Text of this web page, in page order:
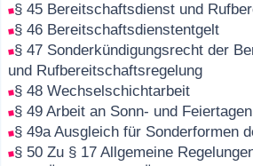
§ 45 Bereitschaftsdienst und
§ 46 Bereitschaftsdienstentgelt
§ 47 Sonderkündigungsrecht der
und Rufbereitschaftsregelung
§ 48 Wechselschichtarbeit
§ 49 Arbeit an Sonn- und Feiertagen
§ 49a Ausgleich für Sonderformen
§ 50 Zu § 17 Allgemeine